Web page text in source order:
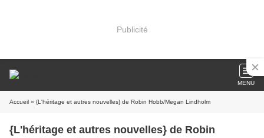
Publicité
MENU
Accueil » {L'héritage et autres nouvelles} de Robin Hobb/Megan Lindholm
{L'héritage et autres nouvelles} de Robin